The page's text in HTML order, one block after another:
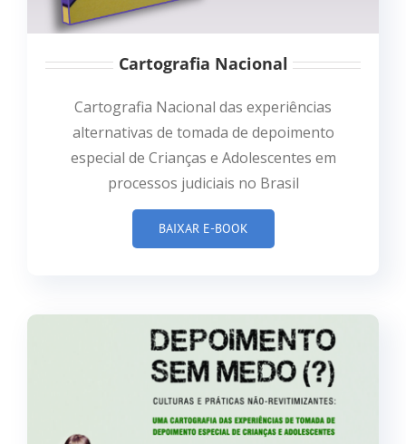
Cartografia Nacional
Cartografia Nacional das experiências
alternativas de tomada de depoimento
especial de Crianças e Adolescentes em
processos judiciais no Brasil
BAIXAR E-BOOK